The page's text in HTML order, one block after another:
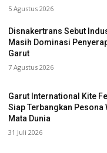
5 Agustus 2026
Disnakertrans Sebut
Masih Dominasi
Garut
7 Agustus 2026
Garut International Kite
Siap Terbangkan Pesona
Mata Dunia
31 Juli 2026